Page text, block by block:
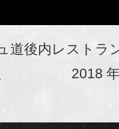
道後内レストラ
、 2018 年